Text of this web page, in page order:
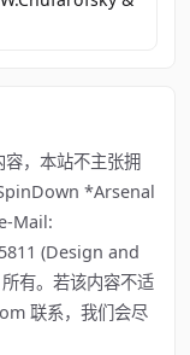
，本站不主张拥
*Arsenal
Mail:
(Design and
有。若该内容不适
联系，我们会尽